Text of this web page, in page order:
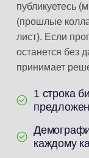
публикуетесь
(прошлые
лист). Если
останется без
принимает
1 строка
каждому